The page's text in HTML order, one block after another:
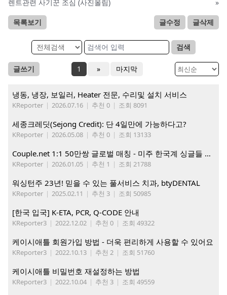
렌트관련 사기꾼 조심 (사진올림) »
목록보기 글수정 글삭제
검색
글쓰기 1 » 마지막
냉동, 냉장, 보일러, Heater 전문, 수리및 설치 서비스
KReporter | 2026.07.16 | 추천 0 | 조회 8091
세종크레딧(Sejong Credit): 단 4일만에 가능하다고?
KReporter | 2026.05.08 | 추천 0 | 조회 13133
Couple.net 1:1 50만쌍 글로벌 매칭 - 미주 한국계 싱글들 모이세요
KReporter | 2026.01.05 | 추천 1 | 조회 21788
워싱턴주 23년! 믿을 수 있는 풀서비스 치과, btyDENTAL
KReporter | 2025.02.11 | 추천 3 | 조회 50985
[한국 입국] K-ETA, PCR, Q-CODE 안내
KReporter3 | 2022.12.02 | 추천 0 | 조회 49322
케이시애틀 회원가입 방법 - 더욱 편리하게 사용할 수 있어요
KReporter3 | 2022.10.13 | 추천 2 | 조회 51760
케이시애틀 비밀번호 재설정하는 방법
KReporter3 | 2022.10.04 | 추천 3 | 조회 49559